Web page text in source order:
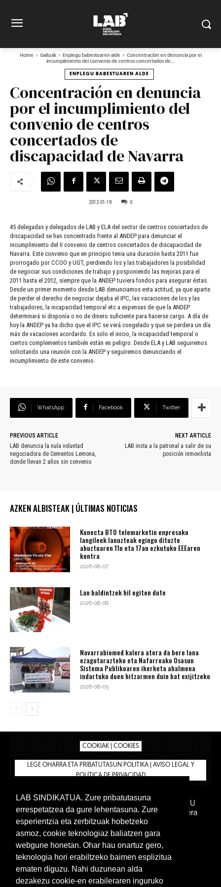
Home Gaituak Enplegu babestuaren alde
Concentración en denuncia por el
incumplimiento del convenio de centros concertados de...
ENPLEGU BABESTUAREN ALDE
Concentración en denuncia
por el incumplimiento del
convenio de centros
concertados de
discapacidad de Navarra
2012-01-18 0
45 delegadas y delegados de LAB y ELA del sector de centros concertados de
discapacidad se han concentrado frente al ANDEP para denunciar el
incumplimiento del II convenio de centros concertados de discapacidad de
Navarra. Este convenio que en principio tenia una duración hasta 2011 fue
prorrogado por CCOO y UGT, perdiendo los y las trabajadores la posibilidad
de negociar sus condiciones de trabajo y posponiendo las mejoras para el
2011 hasta el 2012, siempre que la ANDEP tuviera fondos para asegurar éstas.
Desde un primer momento desde LAB denunciamos esta actitud, ya que aparte
de perder el derecho de negociar dejaba el IPC, las vacaciones de los y las
trabajadores, la incapacidad temporal etc a expensas de que la ANDEP
determinará si disponía o no de dinero suficiente para hacerse cargo. A día de
hoy la ANDEP ya ha dicho que el IPC se verá congelado y que se perdera un día
más de vacaciones acordardo. Es solo el inicio, la incapacidad temporal o
ciertos complementos también están en peligro. Desde ELA y LAB seguiremos
solicitando una reunión con la ANDEP y seguiremos denunciando el
incumplimiento de este convenio.
WhatsApp Facebook Twitter
PREVIOUS ARTICLE
LAB denuncia la nula voluntad
negociadora de Cementos Lemona,
donde llevan 2 años sin convenio
NEXT ARTICLE
LAB insta a la patronal a salir de su
posición inmovilista
AZKEN ALBISTEAK | ÚLTIMAS NOTICIAS
Konecta BTO telemarketin enpresako
langileek lanuzteak egingo dituzte
abuztuaren 11n eta 17an ezkutuko EEEaren
kontra
2026-08-07
Lan baldintzek hil egiten dute
2026-08-06
Navarrabiomed kalera atera da bere lana
ezagutarazteko eta Nafarroako Osasun
Sistema Publikoaren ikerketa ahalmena
indartuko duen hitzarmen duin bat exijitzeko
2026-08-05
COOKIAK | COOKIES
LEGE OHARRA ETA PRIBATUTASUN POLITIKA | AVISO LEGAL Y
POLÍTICA DE PRIVACIDAD
IPAR HEGOA FUNDAZIOA
AFILIATU
DENDA
BARNE GUNEA 🔑 Euskara Gaztelera
LAB SINDIKATUA. Zure pribatutasuna
errespetatzea da gure lehentasuna. Zure
esperientzia eta zerbitzuak hobetzeko
asmoz, cookie teknologiaz baliatzen gara
webgune honetan. Ohar hau onartuz gero,
teknologia hori erabiltzeko baimen esplizitua
ematen diguzu. Nahi duzunean alda
dezakezu cookie-en erabileraren inguruko